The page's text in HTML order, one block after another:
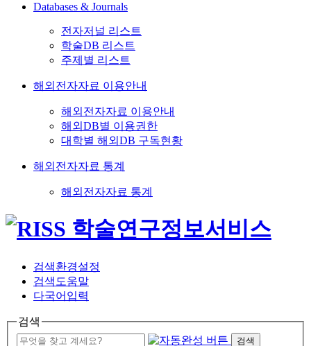
Databases & Journals
전자저널 리스트
학술DB 리스트
주제별 리스트
해외전자자료 이용안내
해외전자자료 이용안내
해외DB별 이용권한
대학별 해외DB 구독현황
해외전자자료 통계
해외전자자료 통계
검색환경설정
검색도움말
다국어입력
검색
검색